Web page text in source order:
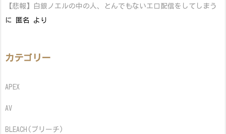
【悲報】白銀ノエルの中の人、とんでもないエロ配信をしてしまう
に
匿名 より
カテゴリー
APEX
AV
BLEACH(ブリーチ)